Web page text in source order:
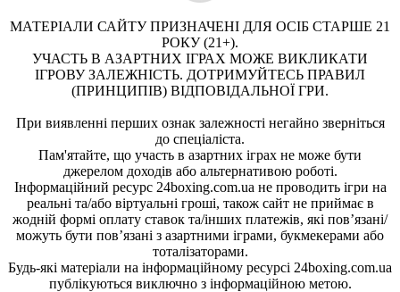
МАТЕРІАЛИ САЙТУ ПРИЗНАЧЕНІ ДЛЯ ОСІБ СТАРШЕ 21
РОКУ (21+).
УЧАСТЬ В АЗАРТНИХ ІГРАХ МОЖЕ ВИКЛИКАТИ
ІГРОВУ ЗАЛЕЖНІСТЬ. ДОТРИМУЙТЕСЬ ПРАВИЛ
(ПРИНЦИПІВ) ВІДПОВІДАЛЬНОЇ ГРИ.
При виявленні перших ознак залежності негайно зверніться
до спеціаліста.
Пам'ятайте, що участь в азартних іграх не може бути
джерелом доходів або альтернативою роботі.
Інформаційний ресурс 24boxing.com.ua не проводить ігри на
реальні та/або віртуальні гроші, також сайт не приймає в
жодній формі оплату ставок та/інших платежів, які пов’язані/
можуть бути пов’язані з азартними іграми, букмекерами або
тоталізаторами.
Будь-які матеріали на інформаційному ресурсі 24boxing.com.ua
публікуються виключно з інформаційною метою.